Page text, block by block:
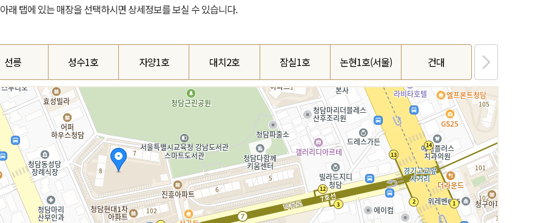
아래 탭에 있는 매장을 선택하시면 상세정보를 보실 수 있습니다.
선릉 성수1호 자양1호 대치2호 잠실1호 논현1호(서울) 건대